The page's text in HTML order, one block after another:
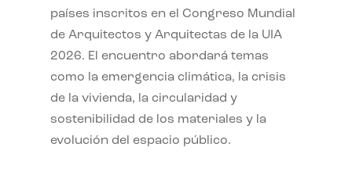
países inscritos en el Congreso Mundial
de Arquitectos y Arquitectas de la UIA
2026. El encuentro abordará temas
como la emergencia climática, la crisis
de la vivienda, la circularidad y
sostenibilidad de los materiales y la
evolución del espacio público.